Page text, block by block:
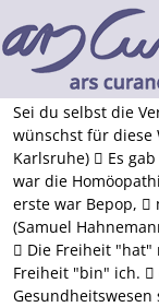
to
content
Sei du selbst die
wünschst für diese
Karlsruhe)
Es
war die
erste war Bepop,
(Samuel
Die Freiheit "hat"
Freiheit "bin" ich.
Gesundheitswesen